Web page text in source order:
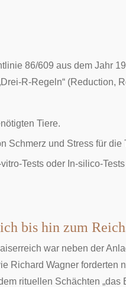
86/609 aus dem Jahr
R-Regeln“ (Reduction,
Tiere.
Schmerz und Stress für die
Tests oder In-silico-
bis hin zum
war neben der
Richard Wagner forderten
rituellen Schächten „das